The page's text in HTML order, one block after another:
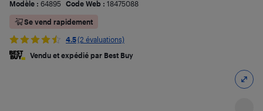
Modèle : 64895 Code Web : 18475088
Se vend rapidement
4.5(2 évaluations)
Vendu et expédié par Best Buy